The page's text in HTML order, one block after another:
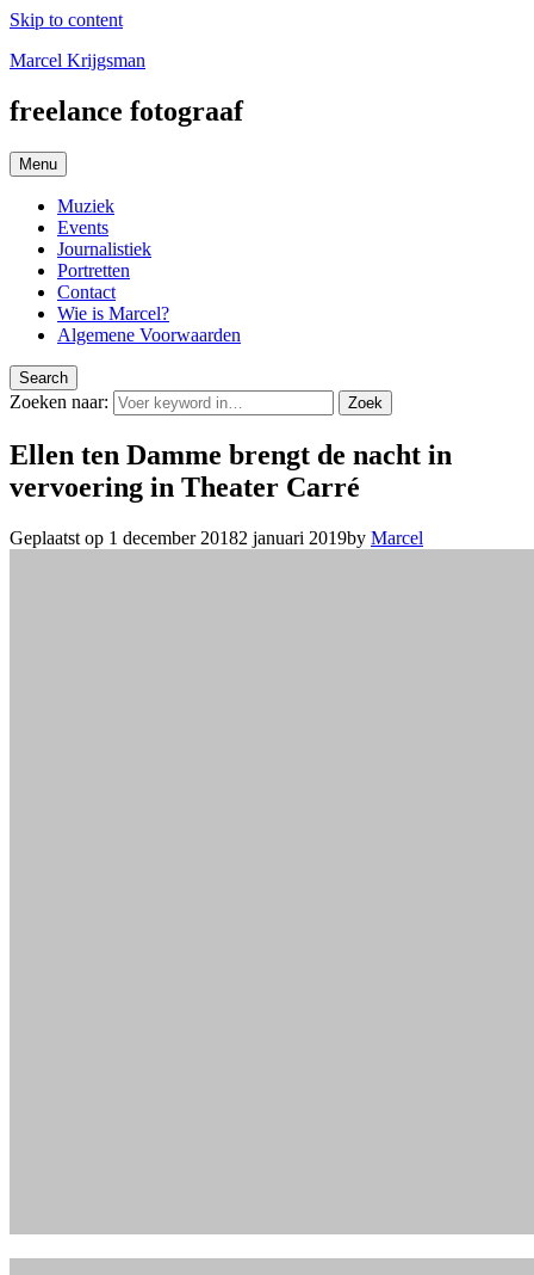
Skip to content
Marcel Krijgsman
freelance fotograaf
Menu
Muziek
Events
Journalistiek
Portretten
Contact
Wie is Marcel?
Algemene Voorwaarden
Search
Zoeken naar: Zoek
Ellen ten Damme brengt de nacht in
vervoering in Theater Carré
Geplaatst op 1 december 20182 januari 2019by Marcel